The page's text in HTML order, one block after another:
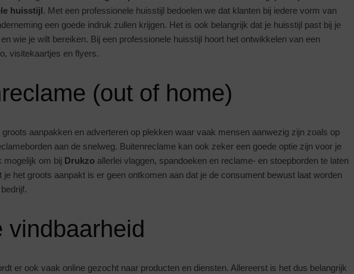
huisstijl. Met een professionele huisstijl bedoelen we dat klanten bij iedere vorm van
een goede indruk zullen krijgen. Het is ook belangrijk dat je huisstijl past bij je
wie je wilt bereiken. Bij een professionele huisstijl hoort het ontwikkelen van een
visitekaartjes en flyers.
(out of home)
groots aanpakken en adverteren op plekken waar vaak mensen aanwezig zijn zoals op
aan de snelweg. Buitenreclame kan ook zeker een goede optie zijn voor je
mogelijk om bij Drukzo allerlei vlaggen, spandoeken en reclame- en stoepborden te laten
je het groots aanpakt is er geen ontkomen aan dat je de consument bewust laat worden
vindbaarheid
er ook vaak online gezocht naar producten en diensten. Allereerst is het dus belangrijk